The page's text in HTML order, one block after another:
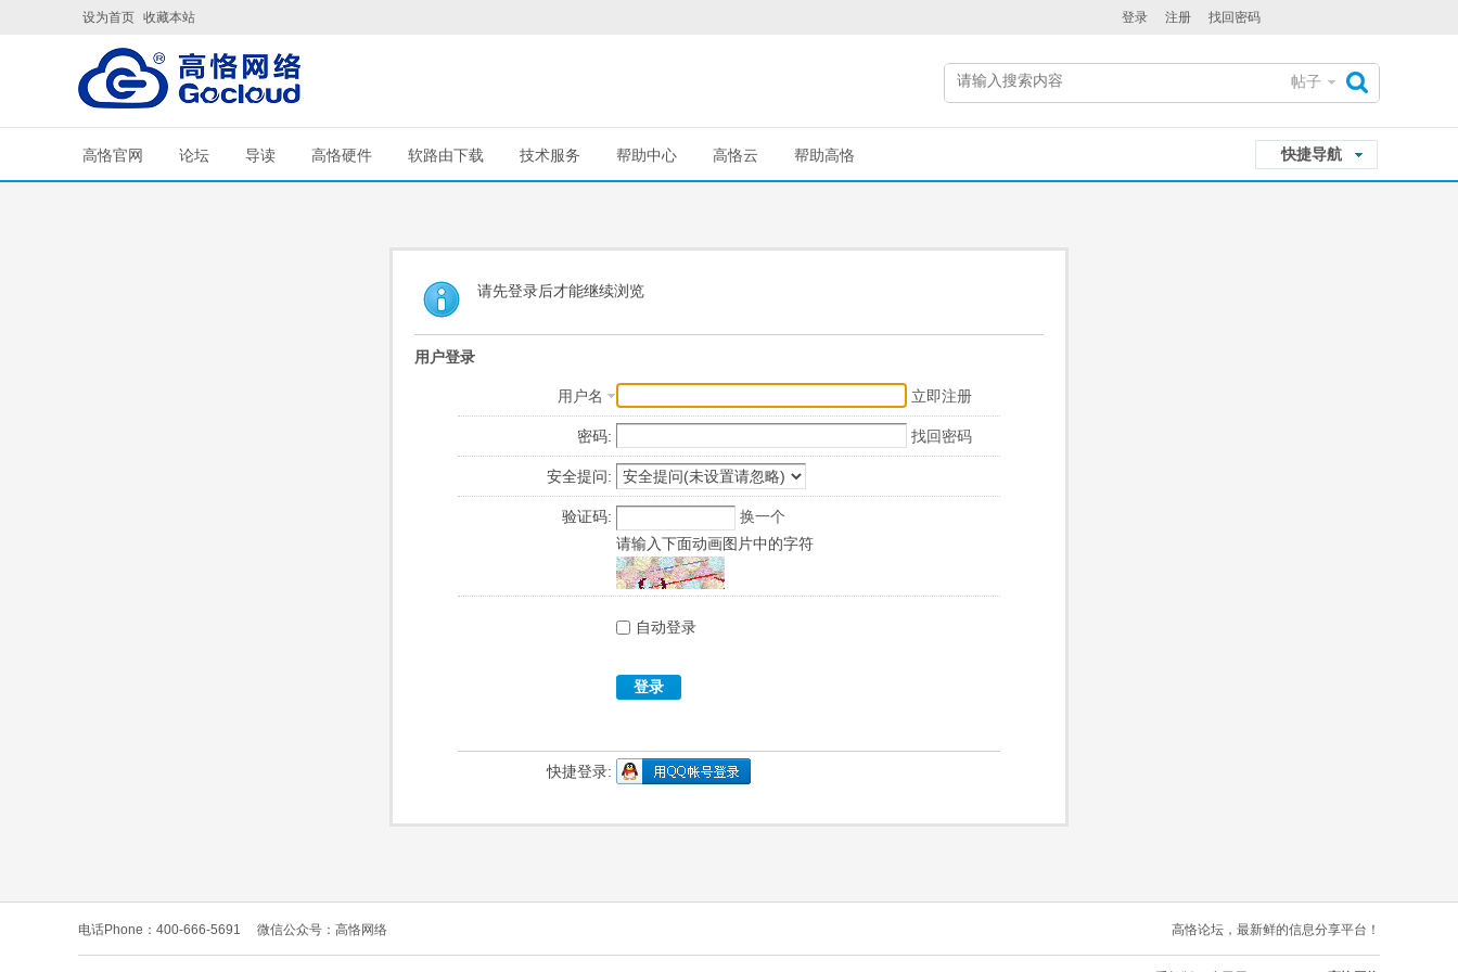
设为首页 收藏本站 登录 注册 找回密码
帖子
快捷导航
高恪官网 论坛 导读 高恪硬件 软路由下载 技术服务 帮助中心 高恪云 帮助高恪
请先登录后才能继续浏览
用户登录
用户名 立即注册
密码: 找回密码
安全提问:
验证码:
换一个
请输入下面动画图片中的字符
自动登录
登录
快捷登录:
电话Phone：400-666-5691 微信公众号：高恪网络 高恪论坛，最新鲜的信息分享平台！